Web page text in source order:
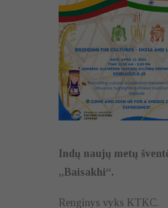
Indų naujų metų
„Baisakhi“.
Renginys vyks KTKC.